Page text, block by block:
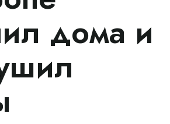
дома и